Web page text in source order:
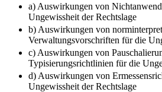
a) Auswirkungen von
Ungewissheit der Rechtslage
b) Auswirkungen von
Verwaltungsvorschriften für die
c) Auswirkungen von
Typisierungsrichtlinien für die
d) Auswirkungen von
Ungewissheit der Rechtslage